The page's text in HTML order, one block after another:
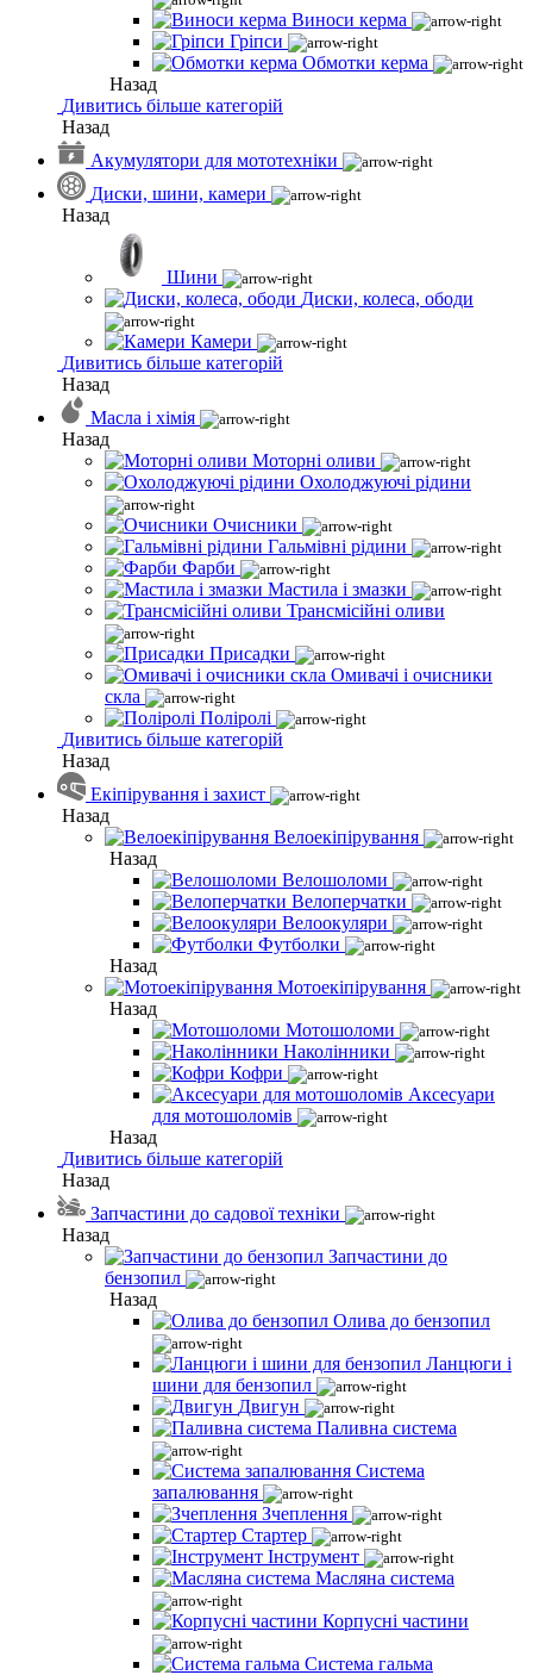
Виноси керма
Гріпси
Обмотки керма
Назад
Дивитись більше категорій
Назад
Акумулятори для мототехніки
Диски, шини, камери
Назад
Шини
Диски, колеса, ободи
Камери
Дивитись більше категорій
Назад
Масла і хімія
Назад
Моторні оливи
Охолоджуючі рідини
Очисники
Гальмівні рідини
Фарби
Мастила і змазки
Трансмісійні оливи
Присадки
Омивачі і очисники
скла
Поліролі
Дивитись більше категорій
Назад
Екіпірування і захист
Назад
Велоекіпірування
Назад
Велошоломи
Велоперчатки
Велоокуляри
Футболки
Назад
Мотоекіпірування
Назад
Мотошоломи
Наколінники
Кофри
Аксесуари
для мотошоломів
Назад
Дивитись більше категорій
Назад
Запчастини до садової техніки
Назад
Запчастини до
бензопил
Назад
Олива до бензопил
Ланцюги і
шини для бензопил
Двигун
Паливна система
Система
запалювання
Зчеплення
Стартер
Інструмент
Масляна система
Корпусні частини
Система гальма